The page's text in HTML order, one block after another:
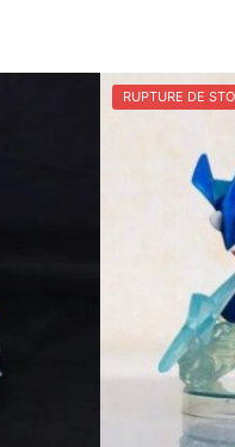
RUPTURE DE